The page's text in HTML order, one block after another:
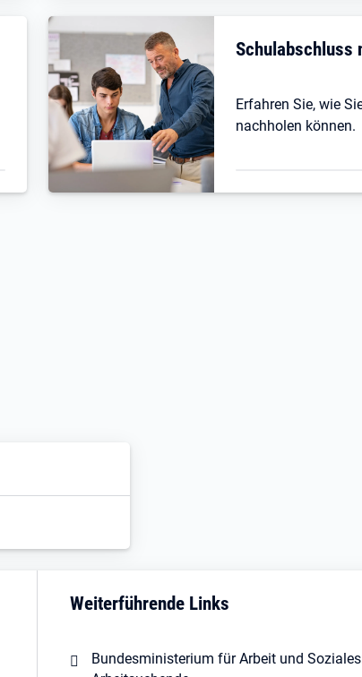
Schulabschluss
Erfahren Sie, wie
nachholen können.
Weiterführende Links
Bundesministerium für Arbeit und